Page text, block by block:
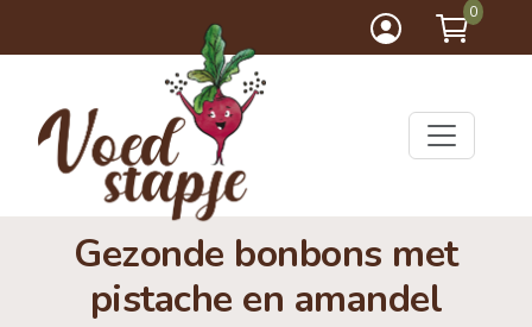
0
Gezonde bonbons met
pistache en amandel